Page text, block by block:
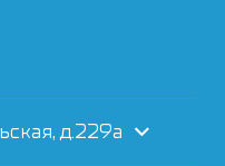
д.229а